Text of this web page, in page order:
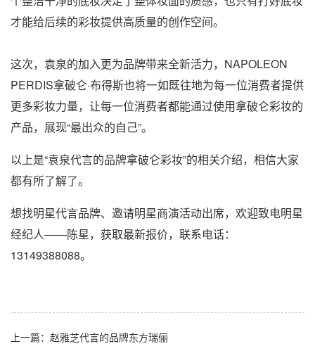
才能给后续的彩妆提供高质量的创作空间。
这次，袁泉的加入更为品牌带来全新活力，NAPOLEON
PERDIS拿破仑·布得斯也将一如既往地为每一位消费者提供
更多彩妆力量，让每一位消费者都能通过使用拿破仑彩妆的
产品，展现“最出众的自己”。
以上是“袁泉代言的品牌拿破仑彩妆”的相关介绍，相信大家
都有所了解了。
想找明星代言品牌、邀请明星商演活动出席，欢迎致电明星
经纪人——陈星，获取最新报价，联系电话：
13149388088。
上一篇： 赵雅芝代言的品牌东方瑞俪